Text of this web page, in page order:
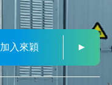
加入來穎